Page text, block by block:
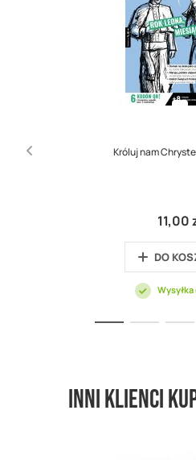
Króluj nam
11,00
DO
Inni klienci